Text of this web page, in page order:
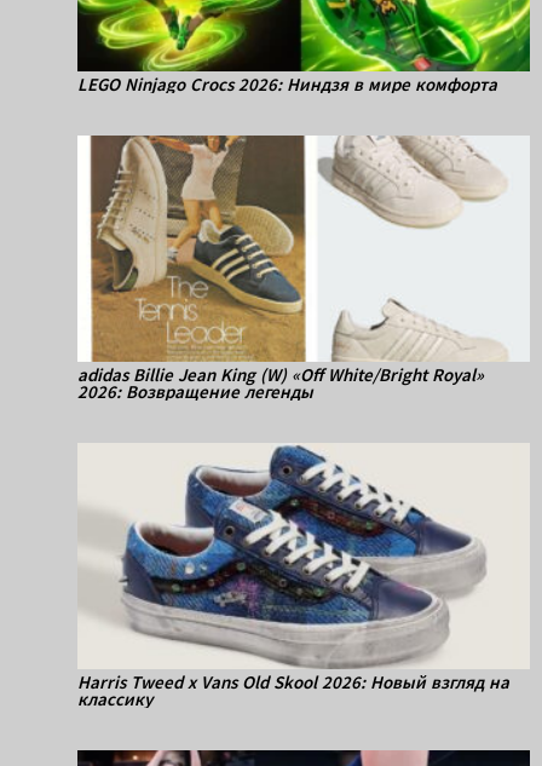
LEGO Ninjago Crocs 2026: Ниндзя в мире комфорта
adidas Billie Jean King (W) «Off White/Bright Royal»
2026: Возвращение легенды
Harris Tweed x Vans Old Skool 2026: Новый взгляд на
классику